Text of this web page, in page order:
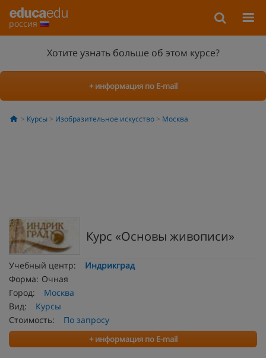
россия
Хотите узнать больше об этом курсе?
+ информация по E-mail
Курсы Изобразительное искусство Москва
Курс «Основы живописи»
Учебный центр:
Индрикград
Форма: Очная
Город:
Москва
Вид:
Курсы
Стоимость:
По запросу
+ информация по E-mail